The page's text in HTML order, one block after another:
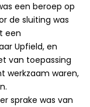
een beroep op
de sluiting was
een
Upfield, en
van toepassing
werkzaam waren,
sprake was van